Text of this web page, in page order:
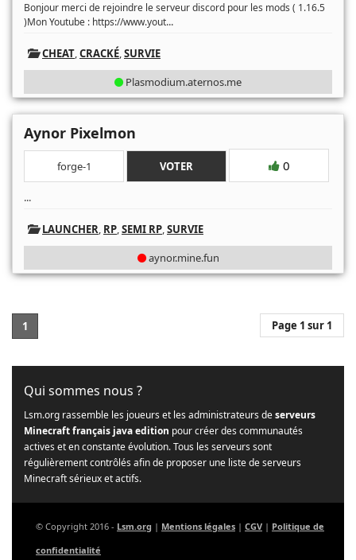
Bonjour merci de rejoindre le serveur discord pour les mods ( 1.16.5
)Mon Youtube : https://www.yout...
CHEAT,CRACKÉ,SURVIE
Plasmodium.aternos.me
Aynor Pixelmon
forge-1 VOTER 0
...
LAUNCHER, RP,SEMI RP,SURVIE
aynor.mine.fun
1 Page 1 sur 1
Qui sommes nous ?
Lsm.org rassemble les joueurs et les administrateurs deserveurs
Minecraft français java edition pour créer des communautés
actives et en constante évolution. Tous les serveurs sont
régulièrement contrôlés afin de proposer une liste de serveurs
Minecraft sérieux et actifs.
© Copyright 2016 - Lsm.org | Mentions légales | CGV | Politique de
confidentialité